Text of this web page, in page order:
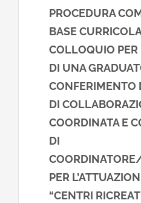
PROCEDURA
BASE
COLLOQUIO PER
DI UNA
CONFERIMENTO
DI
COORDINATA E
DI
PER
“CENTRI